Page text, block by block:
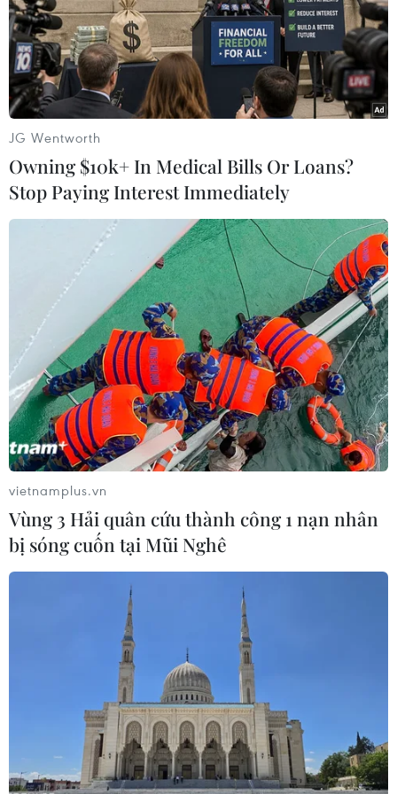
#sách giáo khoa
#sách Cánh Diều
#tập huấn giáo viên
#Bộ Giáo dục và Đào tạo
Theo dõi VietnamPlus
TIN LIÊN QUAN
JG Wentworth
Owning $10k+ In Medical Bills Or Loans?
Stop Paying Interest Immediately
vietnamplus.vn
Vùng 3 Hải quân cứu thành công 1 nạn nhân
bị sóng cuốn tại Mũi Nghê